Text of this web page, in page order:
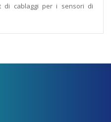
di cablaggi per i sensori di